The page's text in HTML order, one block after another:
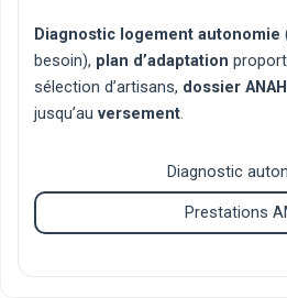
Diagnostic logement autonomie
besoin), plan d’adaptation
sélection d’artisans, dossier ANAH
jusqu’auversement.
Diagnostic
Prestations